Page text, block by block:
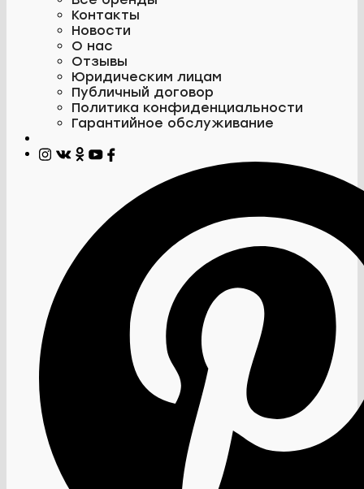
Контакты
Новости
О нас
Отзывы
Юридическим лицам
Публичный договор
Политика конфиденциальности
Гарантийное обслуживание